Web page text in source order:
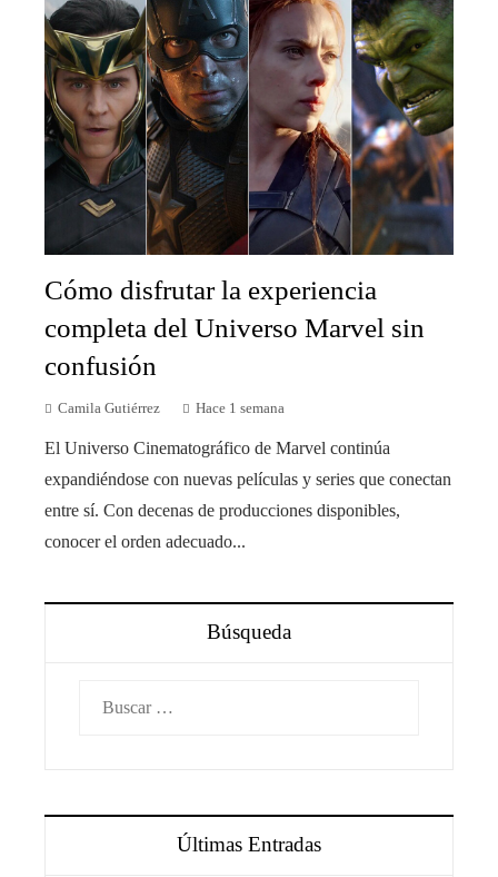
Cómo disfrutar la experiencia
completa del Universo Marvel sin
confusión
Camila Gutiérrez Hace 1 semana
El Universo Cinematográfico de Marvel continúa
expandiéndose con nuevas películas y series que conectan
entre sí. Con decenas de producciones disponibles,
conocer el orden adecuado...
Búsqueda
Últimas Entradas